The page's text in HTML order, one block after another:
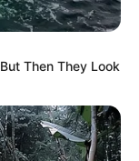
Then They Look